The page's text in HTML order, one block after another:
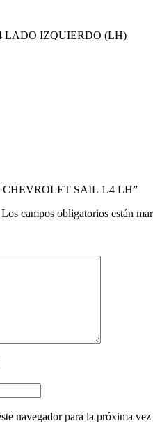
LADO IZQUIERDO (LH)
CHEVROLET SAIL 1.4 LH”
Los campos obligatorios están
navegador para la próxima vez